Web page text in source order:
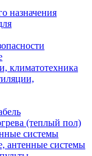
назначения
климатотехника
(теплый пол)
системы
антенные системы